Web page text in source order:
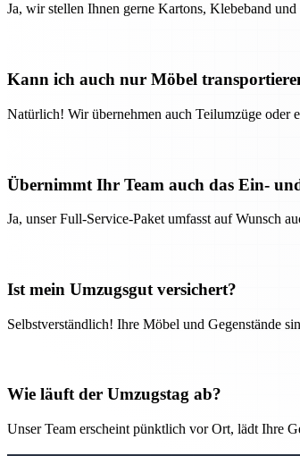
Ja, wir stellen Ihnen gerne Kartons, Klebeband
Kann ich auch nur Möbel
Natürlich! Wir übernehmen auch Teilumzüge oder
Übernimmt Ihr Team auch das Ein-
Ja, unser Full-Service-Paket umfasst auf Wunsch
Ist mein Umzugsgut versichert?
Selbstverständlich! Ihre Möbel und Gegenstände
Wie läuft der Umzugstag ab?
Unser Team erscheint pünktlich vor Ort, lädt Ihre